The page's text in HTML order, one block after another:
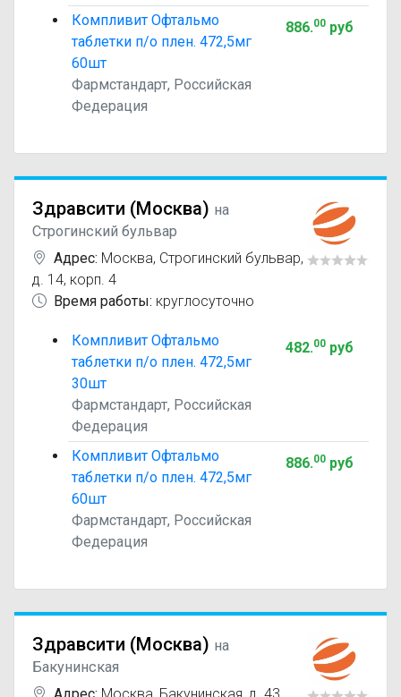
Компливит Офтальмо
таблетки п/о плен. 472,5мг
60шт
Фармстандарт, Российская
Федерация
886.00руб
Здравсити (Москва) на
Строгинский бульвар
Адрес: Москва, Строгинский бульвар,
д. 14, корп. 4
Время работы: круглосуточно
Компливит Офтальмо
таблетки п/о плен. 472,5мг
30шт
Фармстандарт, Российская
Федерация
482.00руб
Компливит Офтальмо
таблетки п/о плен. 472,5мг
60шт
Фармстандарт, Российская
Федерация
886.00руб
Здравсити (Москва) на
Бакунинская